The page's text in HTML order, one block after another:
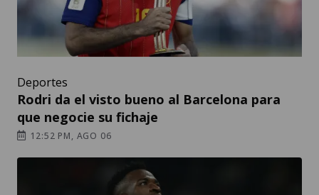
Deportes
Rodri da el visto bueno al Barcelona para
que negocie su fichaje
12:52 PM, AGO 06